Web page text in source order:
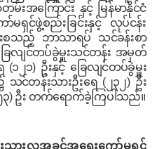
မ်းအကြောင်း နှင့် မြန်မာနိုင်ငံ
ရှင်ဖွဲ့စည်းခြင်းနှင့် လုပ်ငန်း
းစသည့် ဘာသာရပ် သင်ခန်းစာ
ေလျင်တပ်ခွဲမှူးသင်တန်း အမှတ်
(၁၂၁) ဦးနှင့် ခြေလျင်တပ်ခွဲမှူး
သင်တန်းသားဦးရေ(၂၃၂) ဦး
၃) ဦး တက်ရောက်ခဲ့ကြပါသည်။
းသားလူ့အခွင့်အရေးကော်မရှင်